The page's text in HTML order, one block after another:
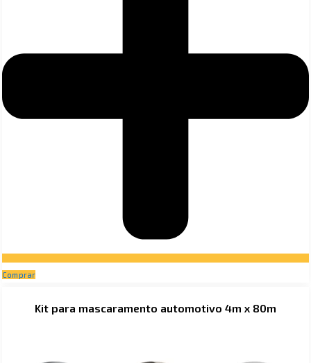
Comprar
Kit para mascaramento automotivo 4m x 80m